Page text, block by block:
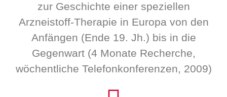
zur Geschichte einer speziellen
Arzneistoff-Therapie in Europa von den
Anfängen (Ende 19. Jh.) bis in die
Gegenwart (4 Monate Recherche,
wöchentliche Telefonkonferenzen, 2009)